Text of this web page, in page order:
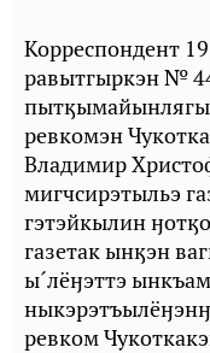
Корреспондент
равытгыркэн №
ревкомэн
Владимир
мигчсирэтыльэ
гэтэйкылин
газетак ынӄэн
ы´лёӈэттэ
ревком